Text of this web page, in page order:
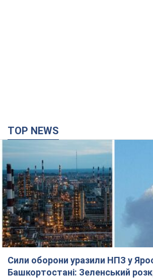
TOP NEWS
Сили оборони уразили НПЗ у
Башкортостані: Зеленський